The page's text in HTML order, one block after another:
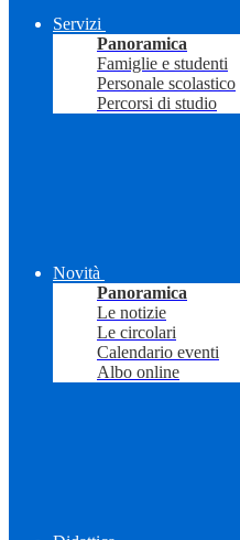
Servizi
Panoramica
Famiglie e studenti
Personale scolastico
Percorsi di studio
Novità
Panoramica
Le notizie
Le circolari
Calendario eventi
Albo online